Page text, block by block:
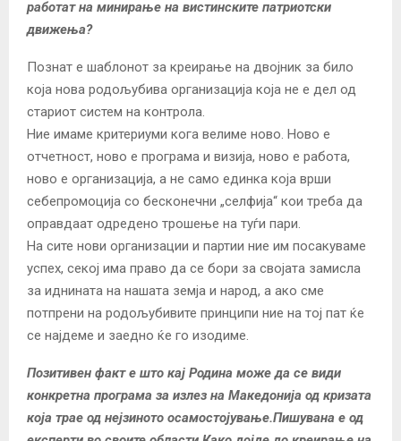
работат на минирање на вистинските патриотски
движења?
Познат е шаблонот за креирање на двојник за било
која нова родољубива организација која не е дел од
стариот систем на контрола.
Ние имаме критериуми кога велиме ново. Ново е
отчетност, ново е програма и визија, ново е работа,
ново е организација, а не само единка која врши
себепромоција со бесконечни „селфија“ кои треба да
оправдаат одредено трошење на туѓи пари.
На сите нови организации и партии ние им посакуваме
успех, секој има право да се бори за својата замисла
за иднината на нашата земја и народ, а ако сме
потпрени на родољубивите принципи ние на тој пат ќе
се најдеме и заедно ќе го изодиме.
Позитивен факт е што кај Родина може да се види
конкретна програма за излез на Македонија од кризата
која трае од нејзиното осамостојување.Пишувана е од